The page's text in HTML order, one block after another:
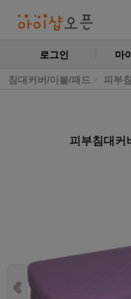
로그인 마
침대커버/이불/패드 피부
피부침대커